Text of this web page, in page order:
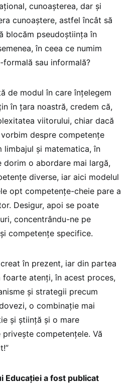
cunoașterea, dar și
cunoaștere, astfel încât să
blocăm pseudoștiința în
în ceea ce numim
sau informală?
de modul în care înțelegem
în țara noastră, credem că,
viitorului, chiar dacă
despre competențe
limbajul și matematica, în
dorim o abordare mai largă,
diverse, iar aici modelul
opt competențe-cheie pare a
Desigur, apoi se poate
concentrându-ne pe
competențe specifice.
în prezent, iar din partea
foarte atenți, în acest proces,
și strategii precum
o combinație mai
și știință și o mare
competențele. Vă
Educației a fost publicat